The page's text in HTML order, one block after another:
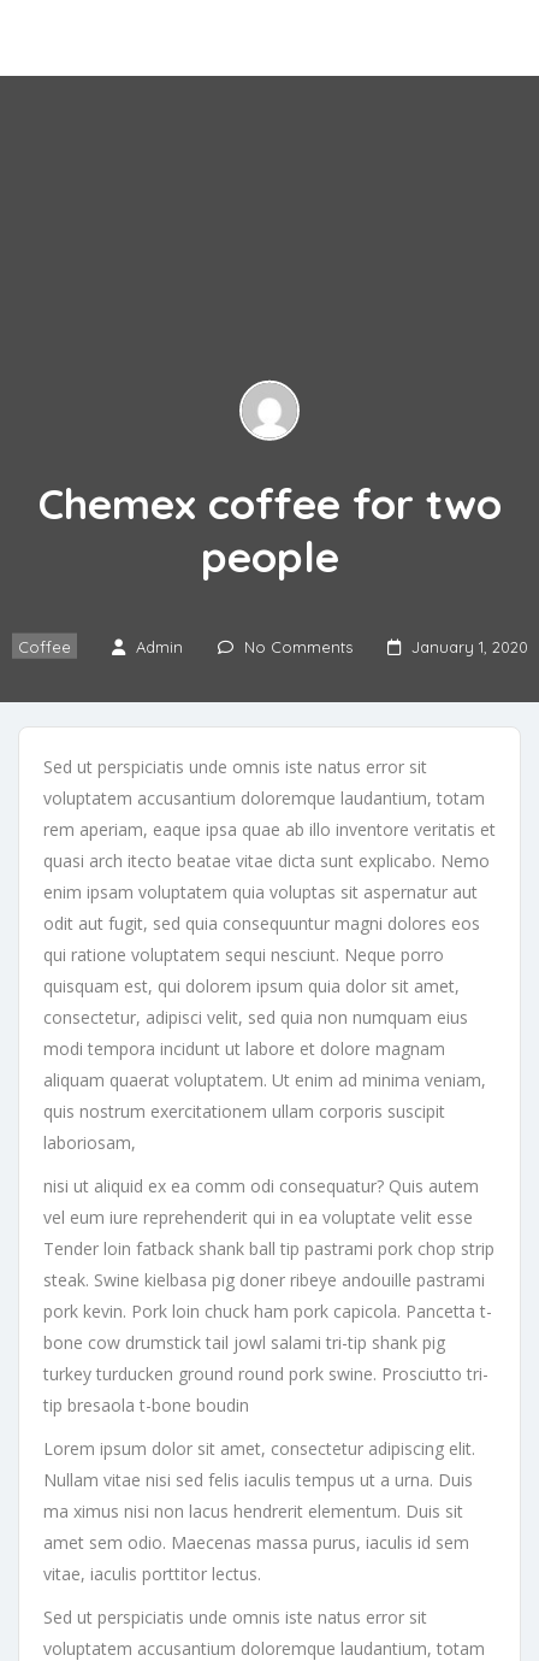
Chemex coffee for two
people
Coffee Admin No Comments January 1, 2020
Sed ut perspiciatis unde omnis iste natus error sit
voluptatem accusantium doloremque laudantium, totam
rem aperiam, eaque ipsa quae ab illo inventore veritatis et
quasi arch itecto beatae vitae dicta sunt explicabo. Nemo
enim ipsam voluptatem quia voluptas sit aspernatur aut
odit aut fugit, sed quia consequuntur magni dolores eos
qui ratione voluptatem sequi nesciunt. Neque porro
quisquam est, qui dolorem ipsum quia dolor sit amet,
consectetur, adipisci velit, sed quia non numquam eius
modi tempora incidunt ut labore et dolore magnam
aliquam quaerat voluptatem. Ut enim ad minima veniam,
quis nostrum exercitationem ullam corporis suscipit
laboriosam,
nisi ut aliquid ex ea comm odi consequatur? Quis autem
vel eum iure reprehenderit qui in ea voluptate velit esse
Tender loin fatback shank ball tip pastrami pork chop strip
steak. Swine kielbasa pig doner ribeye andouille pastrami
pork kevin. Pork loin chuck ham pork capicola. Pancetta t-
bone cow drumstick tail jowl salami tri-tip shank pig
turkey turducken ground round pork swine. Prosciutto tri-
tip bresaola t-bone boudin
Lorem ipsum dolor sit amet, consectetur adipiscing elit.
Nullam vitae nisi sed felis iaculis tempus ut a urna. Duis
ma ximus nisi non lacus hendrerit elementum. Duis sit
amet sem odio. Maecenas massa purus, iaculis id sem
vitae, iaculis porttitor lectus.
Sed ut perspiciatis unde omnis iste natus error sit
voluptatem accusantium doloremque laudantium, totam